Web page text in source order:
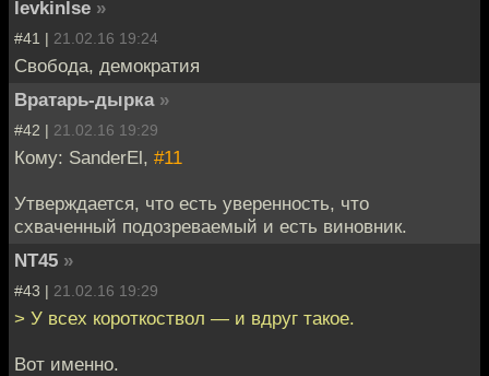
levkinlse »
#41 | 21.02.16 19:24
Свобода, демократия
Вратарь-дырка »
#42 | 21.02.16 19:29
Кому: SanderEl, #11
Утверждается, что есть уверенность, что
схваченный подозреваемый и есть виновник.
NT45 »
#43 | 21.02.16 19:29
> У всех короткоствол — и вдруг такое.
Вот именно.